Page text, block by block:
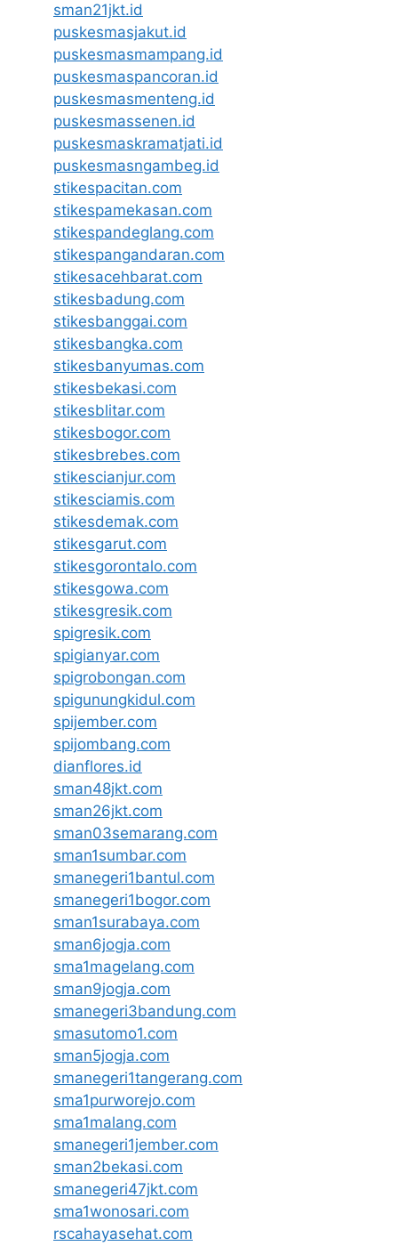
sman21jkt.id
puskesmasjakut.id
puskesmasmampang.id
puskesmaspancoran.id
puskesmasmenteng.id
puskesmassenen.id
puskesmaskramatjati.id
puskesmasngambeg.id
stikespacitan.com
stikespamekasan.com
stikespandeglang.com
stikespangandaran.com
stikesacehbarat.com
stikesbadung.com
stikesbanggai.com
stikesbangka.com
stikesbanyumas.com
stikesbekasi.com
stikesblitar.com
stikesbogor.com
stikesbrebes.com
stikescianjur.com
stikesciamis.com
stikesdemak.com
stikesgarut.com
stikesgorontalo.com
stikesgowa.com
stikesgresik.com
spigresik.com
spigianyar.com
spigrobongan.com
spigunungkidul.com
spijember.com
spijombang.com
dianflores.id
sman48jkt.com
sman26jkt.com
sman03semarang.com
sman1sumbar.com
smanegeri1bantul.com
smanegeri1bogor.com
sman1surabaya.com
sman6jogja.com
sma1magelang.com
sman9jogja.com
smanegeri3bandung.com
smasutomo1.com
sman5jogja.com
smanegeri1tangerang.com
sma1purworejo.com
sma1malang.com
smanegeri1jember.com
sman2bekasi.com
smanegeri47jkt.com
sma1wonosari.com
rscahayasehat.com